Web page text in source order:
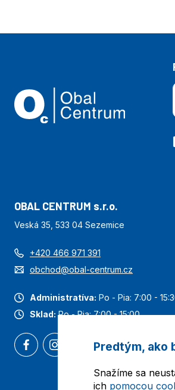
OBAL CENTRUM s.r.o.
Veská 35, 533 04 Sezemice
+420 466 971 391
obchod@obal-centrum.cz
Administratíva: Po - Pia: 7:00 -
Sklad: Po - Pia: 7:00 - 15:00
Predtým, ako
Snažíme sa
ich pomocou